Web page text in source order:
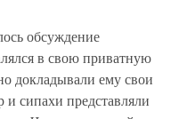
обсуждение
в свою приватную
докладывали ему свои
сипахи представляли